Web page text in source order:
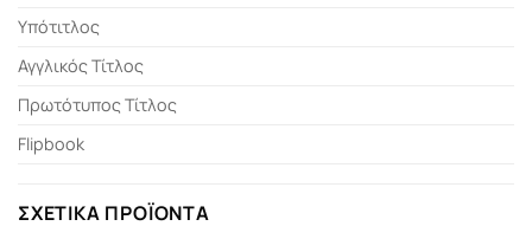
Υπότιτλος
Αγγλικός Τίτλος
Πρωτότυπος Τίτλος
Flipbook
ΣΧΕΤΙΚΆ ΠΡΟΪΌΝΤΑ